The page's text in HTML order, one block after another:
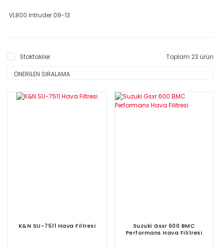
VL800 Intruder 09-13
Stoktakiler Toplam 23 ürün
K&N SU-7511 Hava Filtresi
Suzuki Gsxr 600 BMC
Performans Hava Filitresi